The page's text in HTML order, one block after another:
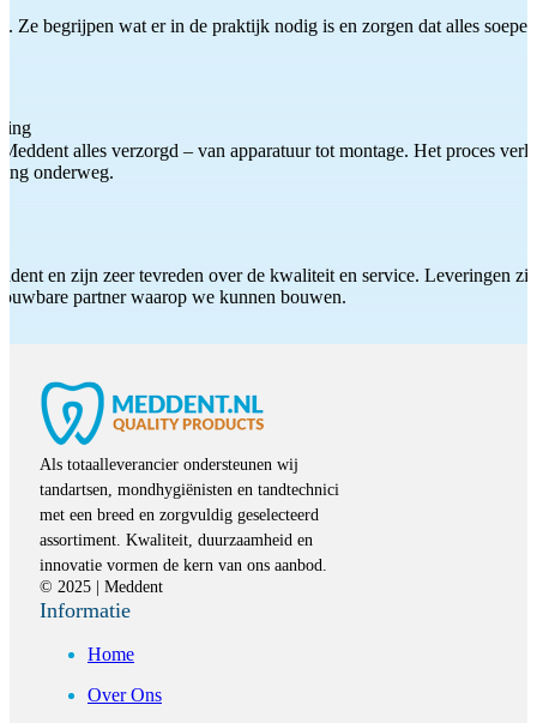
Ze begrijpen wat er in de praktijk nodig is en zorgen dat alles
alles verzorgd – van apparatuur tot montage. Het proces
onderweg.
en zijn zeer tevreden over de kwaliteit en service. Leveringen
partner waarop we kunnen bouwen.
Als totaalleverancier ondersteunen wij
tandartsen, mondhygiënisten en tandtechnici
met een breed en zorgvuldig geselecteerd
assortiment. Kwaliteit, duurzaamheid en
innovatie vormen de kern van ons aanbod.
© 2025 | Meddent
Informatie
Home
Over Ons